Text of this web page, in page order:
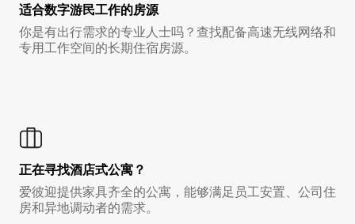
适合数字游民工作的房源
你是有出行需求的专业人士吗？查找配备高速无线网络和
专用工作空间的长期住宿房源。
正在寻找酒店式公寓？
爱彼迎提供家具齐全的公寓，能够满足员工安置、公司住
房和异地调动者的需求。